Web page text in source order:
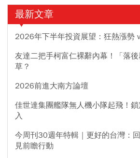
最新文章
2026年下半年投資展望：狂熱漲勢
友達二把手柯富仁裸辭內幕！「落
草？
2026前進大南方論壇
佳世達集團艦隊無人機小隊起飛！
入
今周刊30週年特輯｜更好的台灣：
見前瞻行動